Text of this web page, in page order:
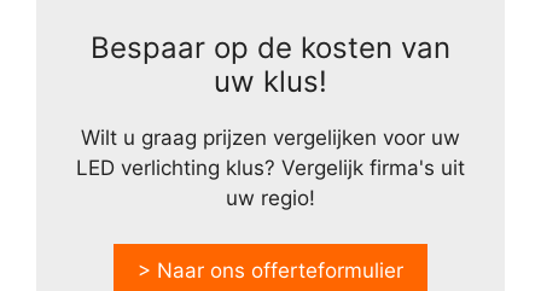
Bespaar op de kosten van
uw klus!
Wilt u graag prijzen vergelijken voor uw
LED verlichting klus? Vergelijk firma's uit
uw regio!
> Naar ons offerteformulier